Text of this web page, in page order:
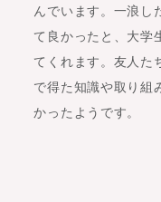
んでいます。一浪し
て良かったと、大学
てくれます。友人た
で得た知識や取り組
かったようです。